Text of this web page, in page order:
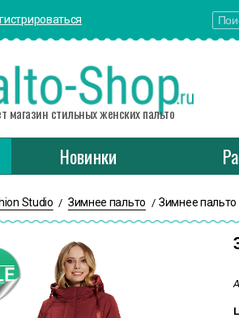
магазин стильных женских пальто
Новинки
Studio / Зимнее пальто / Зимнее пальто